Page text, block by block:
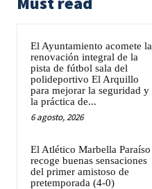
El Ayuntamiento acomete la
renovación integral de la
pista de fútbol sala del
polideportivo El Arquillo
para mejorar la seguridad y
la práctica de...
6 agosto, 2026
El Atlético Marbella Paraíso
recoge buenas sensaciones
del primer amistoso de
pretemporada (4-0)